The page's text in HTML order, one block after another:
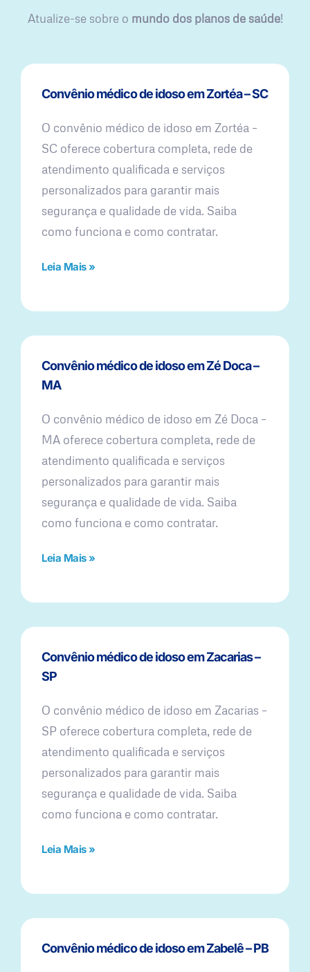
Atualize-se sobre o mundo dos planos de saúde!
Convênio médico de idoso em Zortéa – SC
O convênio médico de idoso em Zortéa –
SC oferece cobertura completa, rede de
atendimento qualificada e serviços
personalizados para garantir mais
segurança e qualidade de vida. Saiba
como funciona e como contratar.
Leia Mais »
Convênio médico de idoso em Zé Doca –
MA
O convênio médico de idoso em Zé Doca –
MA oferece cobertura completa, rede de
atendimento qualificada e serviços
personalizados para garantir mais
segurança e qualidade de vida. Saiba
como funciona e como contratar.
Leia Mais »
Convênio médico de idoso em Zacarias –
SP
O convênio médico de idoso em Zacarias –
SP oferece cobertura completa, rede de
atendimento qualificada e serviços
personalizados para garantir mais
segurança e qualidade de vida. Saiba
como funciona e como contratar.
Leia Mais »
Convênio médico de idoso em Zabelê – PB